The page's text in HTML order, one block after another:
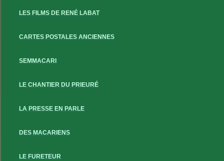
LES FILMS DE RENÉ LABAT
CARTES POSTALES ANCIENNES
SEMMACARI
LE CHANTIER DU PRIEURÉ
LA PRESSE EN PARLE
DES MACARIENS
LE FURETEUR